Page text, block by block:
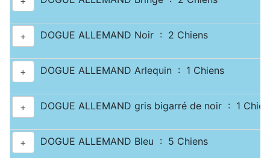
+ DOGUE ALLEMAND Noir : 2 Chiens
+ DOGUE ALLEMAND Arlequin : 1 Chiens
+ DOGUE ALLEMAND gris bigarré de noir : 1
+ DOGUE ALLEMAND Bleu : 5 Chiens